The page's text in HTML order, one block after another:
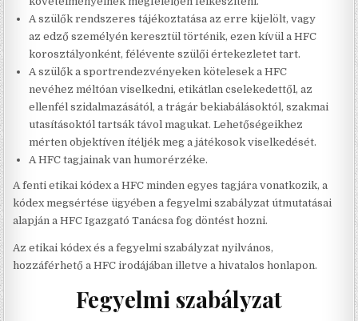
A szülők rendszeres tájékoztatása az erre kijelölt, vagy
az edző személyén keresztül történik, ezen kívül a HFC
korosztályonként, félévente szülői értekezletet tart.
A szülők a sportrendezvényeken kötelesek a HFC
nevéhez méltóan viselkedni, etikátlan cselekedettől, az
ellenfél szidalmazásától, a trágár bekiabálásoktól, szakmai
utasításoktól tartsák távol magukat. Lehetőségeikhez
mérten objektíven ítéljék meg a játékosok viselkedését.
A HFC tagjainak van humorérzéke.
A fenti etikai kódex a HFC minden egyes tagjára vonatkozik, a
kódex megsértése ügyében a fegyelmi szabályzat útmutatásai
alapján a HFC Igazgató Tanácsa fog döntést hozni.
Az etikai kódex és a fegyelmi szabályzat nyilvános,
hozzáférhető a HFC irodájában illetve a hivatalos honlapon.
Fegyelmi szabályzat